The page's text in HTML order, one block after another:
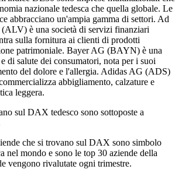
nazionale tedesca che quella globale. Le
abbracciano un'ampia gamma di settori. Ad
è una società di servizi finanziari
sulla fornitura ai clienti di prodotti
patrimoniale. Bayer AG (BAYN) è una
di salute dei consumatori, nota per i suoi
del dolore e l'allergia. Adidas AG (ADS)
abbigliamento, calzature e
leggera.
sul DAX tedesco sono sottoposte a
che si trovano sul DAX sono simbolo
nel mondo e sono le top 30 aziende della
vengono rivalutate ogni trimestre.